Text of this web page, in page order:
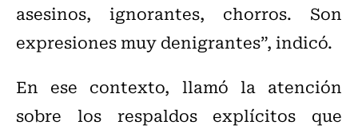
asesinos, ignorantes, chorros. Son
expresiones muy denigrantes”, indicó.
En ese contexto, llamó la atención
sobre los respaldos explícitos que